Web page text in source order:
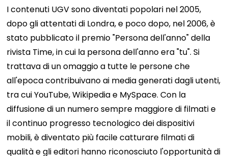
I contenuti UGV sono diventati popolari nel 2005,
dopo gli attentati di Londra, e poco dopo, nel 2006, è
stato pubblicato il premio "Persona dell'anno" della
rivista Time, in cui la persona dell'anno era "tu". Si
trattava di un omaggio a tutte le persone che
all'epoca contribuivano ai media generati dagli utenti,
tra cui YouTube, Wikipedia e MySpace. Con la
diffusione di un numero sempre maggiore di filmati e
il continuo progresso tecnologico dei dispositivi
mobili, è diventato più facile catturare filmati di
qualità e gli editori hanno riconosciuto l'opportunità di